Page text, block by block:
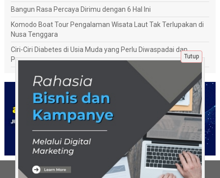
Bangun Rasa Percaya Dirimu dengan 6 Hal Ini
Komodo Boat Tour Pengalaman Wisata Laut Tak Terlupakan di
Nusa Tenggara
Ciri-Ciri Diabetes di Usia Muda yang Perlu Diwaspadai dan
Penanganannya
Tutup